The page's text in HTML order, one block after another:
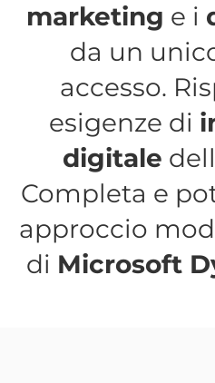
marketing e i
da un
accesso.
esigenze di
digitale
Completa e
approccio
di Microsoft